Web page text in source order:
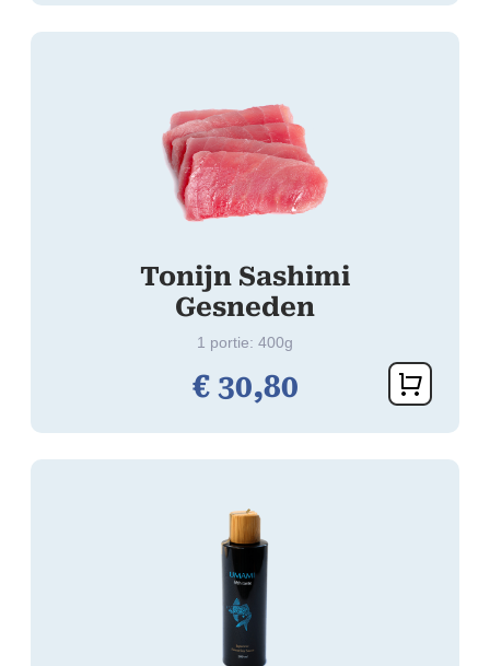
Tonijn Sashimi
Gesneden
1 portie: 400g
€30,80